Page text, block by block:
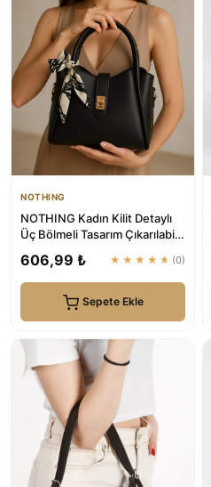
NOTHING
NOTHING Kadın Kilit Detaylı
Üç Bölmeli Tasarım Çıkarılabilir
606,99 ₺ ★★★★★ (0)
Sepete Ekle